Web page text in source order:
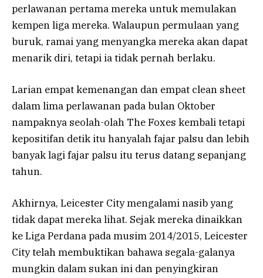
perlawanan pertama mereka untuk memulakan
kempen liga mereka. Walaupun permulaan yang
buruk, ramai yang menyangka mereka akan dapat
menarik diri, tetapi ia tidak pernah berlaku.
Larian empat kemenangan dan empat clean sheet
dalam lima perlawanan pada bulan Oktober
nampaknya seolah-olah The Foxes kembali tetapi
kepositifan detik itu hanyalah fajar palsu dan lebih
banyak lagi fajar palsu itu terus datang sepanjang
tahun.
Akhirnya, Leicester City mengalami nasib yang
tidak dapat mereka lihat. Sejak mereka dinaikkan
ke Liga Perdana pada musim 2014/2015, Leicester
City telah membuktikan bahawa segala-galanya
mungkin dalam sukan ini dan penyingkiran